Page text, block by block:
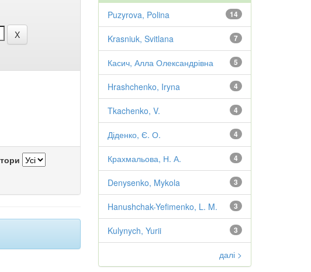
14
Puzyrova, Polina
7
Krasniuk, Svitlana
5
Касич, Алла Олександрівна
4
Hrashchenko, Iryna
4
Tkachenko, V.
4
Діденко, Є. О.
4
Крахмальова, Н. А.
3
Denysenko, Mykola
3
Hanushchak-Yefimenko, L. M.
3
Kulynych, Yurii
далі >